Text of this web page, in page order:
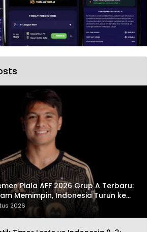
Piala AFF 2026 Grup A Terbaru:
Memimpin, Indonesia Turun ke
Tiga
2026